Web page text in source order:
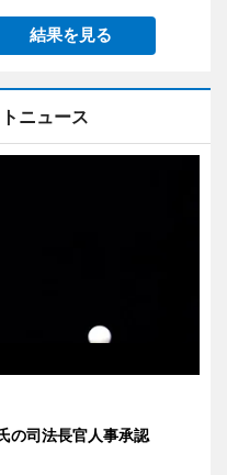
結果を見る
ニュース
の司法長官人事承認